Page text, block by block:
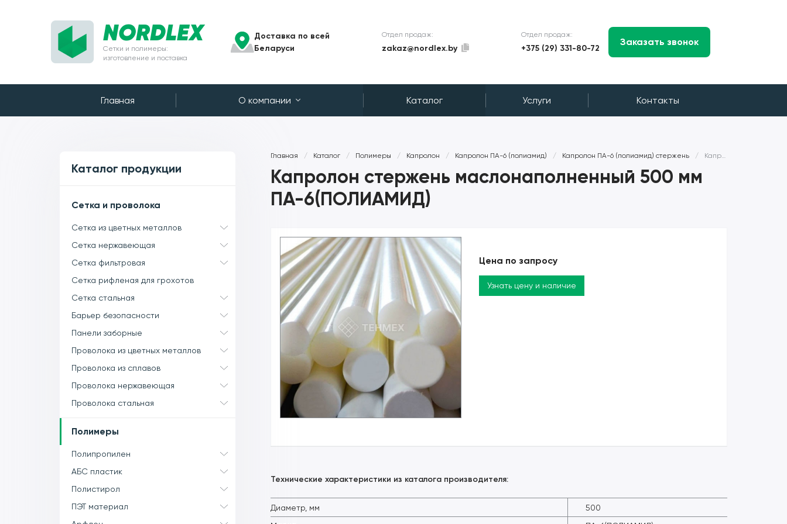
NORDLEX
Сетки и полимеры:
изготовление и поставка
Доставка по всей
Беларуси
Отдел продаж:
zakaz@nordlex.by
Отдел продаж:
+375 (29) 331-80-72
Заказать звонок
Главная О компании Каталог Услуги Контакты
Каталог продукции
Сетка и проволока
Сетка из цветных металлов
Сетка нержавеющая
Сетка фильтровая
Сетка рифленая для грохотов
Сетка стальная
Барьер безопасности
Панели заборные
Проволока из цветных металлов
Проволока из сплавов
Проволока нержавеющая
Проволока стальная
Полимеры
Полипропилен
АБС пластик
Полистирол
ПЭТ материал
Главная / Каталог / Полимеры / Капролон / Капролон ПА-6 (полиамид) / Капролон ПА-6 (полиамид) стержень / Капролон стержень маслонаполненный 500 мм ПА-6(ПОЛИАМИД)
Капролон стержень маслонаполненный 500 мм
ПА-6(ПОЛИАМИД)
Цена по запросу
Узнать цену и наличие
Технические характеристики из каталога производителя:
Диаметр, мм
500